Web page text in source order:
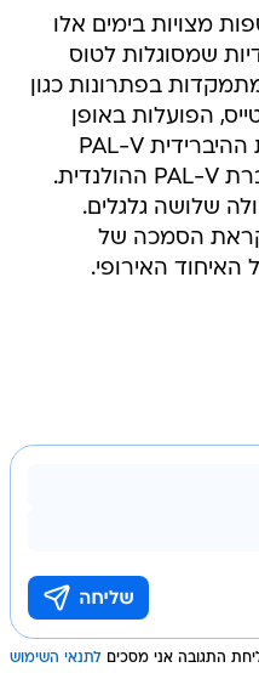
מצויות בימים אלו
שמסוגלות לטוס
בפתרונות כגון
הפועלות באופן
אוטונומי. כך למשל, המכונית ההיברידית PAL-V
Liberty, שפותחה על ידי חברת PAL-V ההולנדית.
שלושה גלגלים.
הסמכה של
האירופי.
התגובה אני מסכים לתנאי השימוש